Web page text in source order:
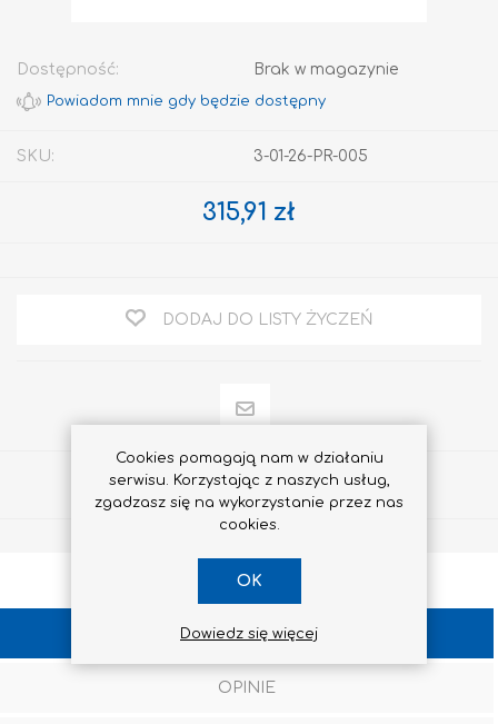
Dostępność: Brak w magazynie
SKU: 3-01-26-PR-005
315,91 zł
DODAJ DO LISTY ŻYCZEŃ
Udostępnij
SPECYFIKACJA
OPINIE
Cookies pomagają nam w działaniu
serwisu. Korzystając z naszych usług,
zgadzasz się na wykorzystanie przez nas
cookies.
OK
Dowiedz się więcej